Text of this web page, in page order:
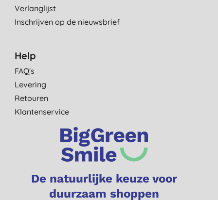
Verlanglijst
Inschrijven op de nieuwsbrief
Help
FAQ's
Levering
Retouren
Klantenservice
De natuurlijke keuze voor
duurzaam shoppen